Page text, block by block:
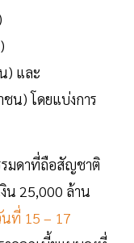
) และ
น) โดยแบ่งการ
มดาที่ถือสัญชาติ
น 25,000 ล้าน
ที่ 15 – 17